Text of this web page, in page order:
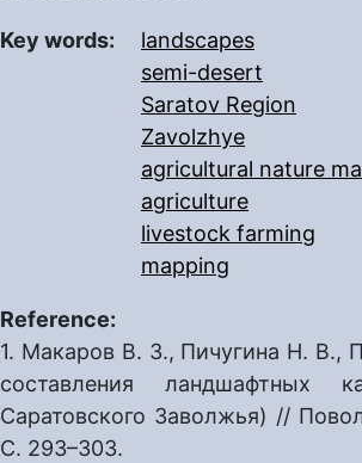
Key words:
landscapes
semi-desert
Saratov Region
Zavolzhye
agricultural nature
agriculture
livestock farming
mapping
Reference:
1. Макаров В. З., Пичугина Н. В.,
составления ландшафтных
Саратовского Заволжья) //
С. 293–303.